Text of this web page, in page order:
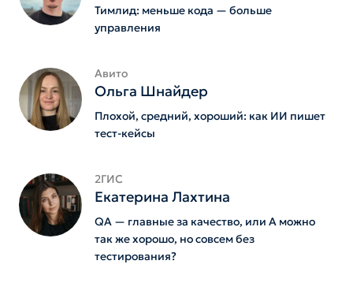
Тимлид: меньше кода — больше
управления
Авито
Ольга Шнайдер
Плохой, средний, хороший: как ИИ пишет
тест-кейсы
2ГИС
Екатерина Лахтина
QA — главные за качество, или А можно
так же хорошо, но совсем без
тестирования?